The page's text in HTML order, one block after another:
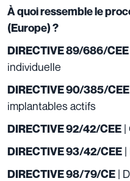
À quoi ressemble le
(Europe) ?
DIRECTIVE 89/686/CEE
individuelle
DIRECTIVE 90/385/CEE
implantables actifs
DIRECTIVE 92/42/CEE |
DIRECTIVE 93/42/CEE
DIRECTIVE 98/79/CE |